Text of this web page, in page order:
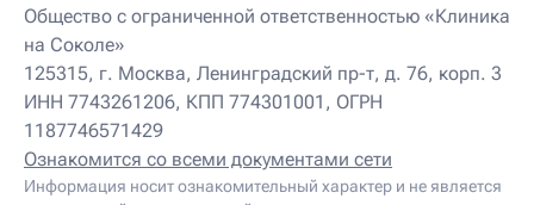
Детский отоневролог
Детский подиатр
Детский психолог
Детский психотерапевт
Детский реабилитолог
Детский ревматолог
Детский рефлексотерапевт
Общество с ограниченной ответственностью «Клиника
на Соколе»
125315, г. Москва, Ленинградский пр-т, д. 76, корп. 3
ИНН 7743261206, КПП 774301001, ОГРН
1187746571429
Ознакомится со всеми документами сети
Информация носит ознакомительный характер и не является